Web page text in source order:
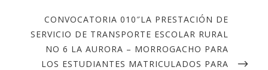
CONVOCATORIA 010″LA PRESTACIÓN DE
SERVICIO DE TRANSPORTE ESCOLAR RURAL
NO 6 LA AURORA – MORROGACHO PARA
LOS ESTUDIANTES MATRICULADOS PARA